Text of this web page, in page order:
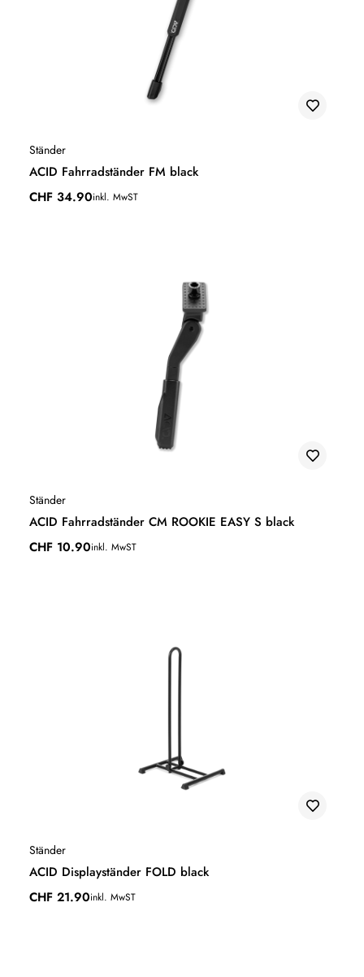
Ständer
ACID Fahrradständer FM black
CHF 34.90inkl. MwST
Ständer
ACID Fahrradständer CM ROOKIE EASY S black
CHF 10.90inkl. MwST
Ständer
ACID Displayständer FOLD black
CHF 21.90inkl. MwST